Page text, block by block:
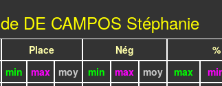
DE CAMPOS Stéphanie
Place Nég
%
min max moy min max moy max